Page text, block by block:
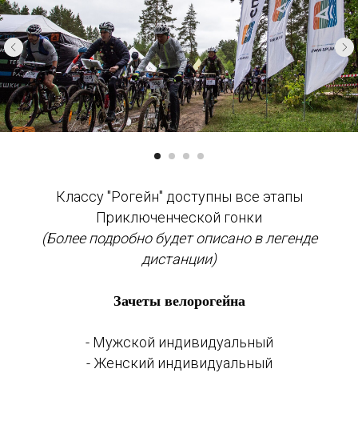
Классу "Рогейн" доступны все этапы
Приключенческой гонки
(Более подробно будет описано в легенде
дистанции)
Зачеты велорогейна
- Мужской индивидуальный
- Женский индивидуальный